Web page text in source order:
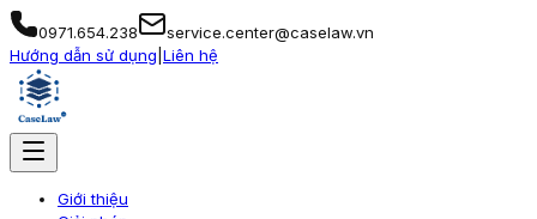
0971.654.238
service.center@caselaw.vn
Hướng dẫn sử dụng Liên hệ
Giới thiệu